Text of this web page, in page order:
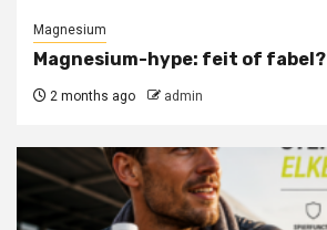
Magnesium
Magnesium-hype: feit of fabel?
2 months ago admin